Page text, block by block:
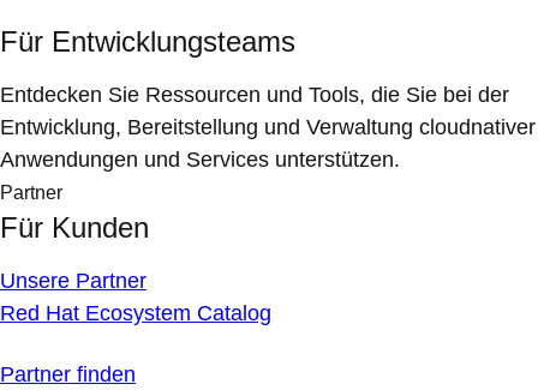
Für Entwicklungsteams
Entdecken Sie Ressourcen und Tools, die Sie bei der
Entwicklung, Bereitstellung und Verwaltung cloudnativer
Anwendungen und Services unterstützen.
Partner
Für Kunden
Unsere Partner
Red Hat Ecosystem Catalog
Partner finden